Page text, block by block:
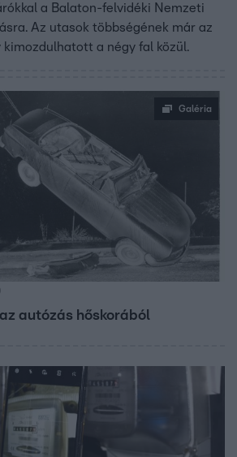
a Balaton-felvidéki Nemzeti
Az utasok többségének már az
kimozdulhatott a négy fal közül.
Galéria
autózás hőskorából